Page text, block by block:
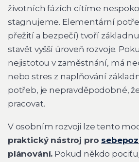
životních fázích cítíme
stagnujeme. Elementární
přežití a bezpečí) tvoří
stavět vyšší úroveň rozvoje.
nejistotou v zaměstnání, má
nebo stres z naplňování
potřeb, je nepravděpodobné,
pracovat.
V osobním rozvoji lze tento
praktický nástroj pro
plánování. Pokud někdo